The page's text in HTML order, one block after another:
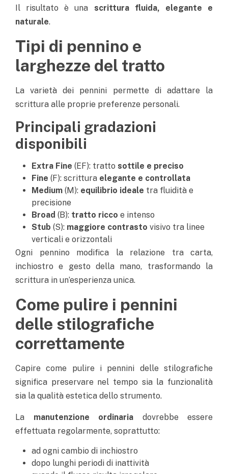
Il risultato è una scrittura fluida, elegante e
naturale.
Tipi di pennino e
larghezze del tratto
La varietà dei pennini permette di adattare la
scrittura alle proprie preferenze personali.
Principali gradazioni
disponibili
Extra Fine (EF): tratto sottile e preciso
Fine (F): scrittura elegante e controllata
Medium (M): equilibrio ideale tra fluidità e
precisione
Broad (B): tratto ricco e intenso
Stub (S): maggiore contrasto visivo tra linee
verticali e orizzontali
Ogni pennino modifica la relazione tra carta,
inchiostro e gesto della mano, trasformando la
scrittura in un’esperienza unica.
Come pulire i pennini
delle stilografiche
correttamente
Capire come pulire i pennini delle stilografiche
significa preservare nel tempo sia la funzionalità
sia la qualità estetica dello strumento.
La manutenzione ordinaria dovrebbe essere
effettuata regolarmente, soprattutto:
ad ogni cambio di inchiostro
dopo lunghi periodi di inattività